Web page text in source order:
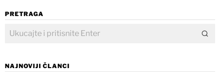
PRETRAGA
NAJNOVIJI ČLANCI